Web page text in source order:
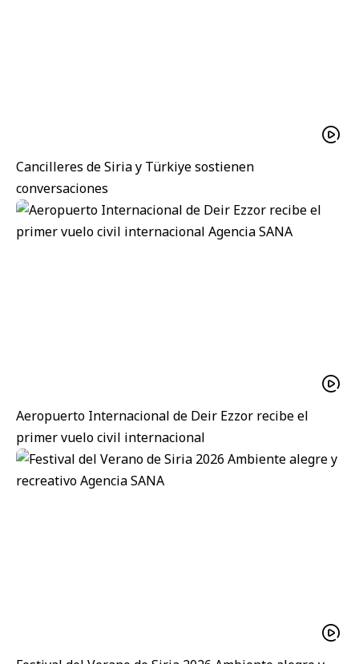
Cancilleres de Siria y Türkiye sostienen
conversaciones
Aeropuerto Internacional de Deir Ezzor recibe el
primer vuelo civil internacional